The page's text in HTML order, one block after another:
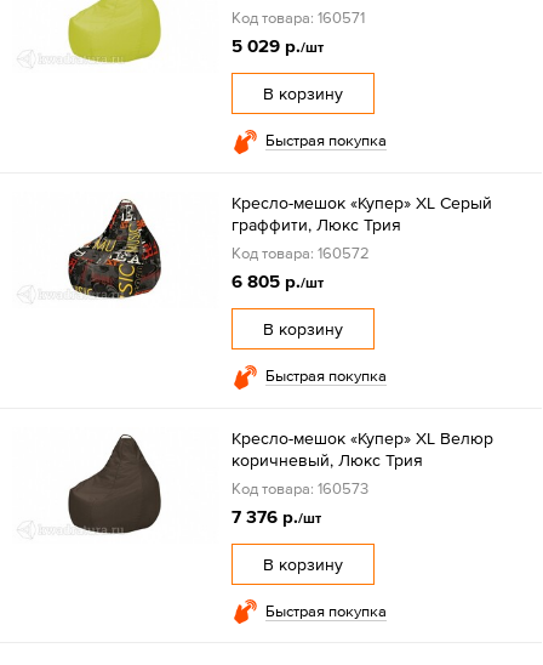
Код товара: 160571
5 029 р./шт
В корзину
Быстрая покупка
Кресло-мешок «Купер» XL Серый
граффити, Люкс Трия
Код товара: 160572
6 805 р./шт
В корзину
Быстрая покупка
Кресло-мешок «Купер» XL Велюр
коричневый, Люкс Трия
Код товара: 160573
7 376 р./шт
В корзину
Быстрая покупка